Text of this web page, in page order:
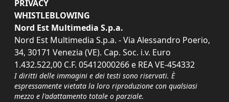
PRIVACY
WHISTLEBLOWING
Nord Est Multimedia S.p.a.
Nord Est Multimedia S.p.a. - Via Alessandro Poerio,
34, 30171 Venezia (VE). Cap. Soc. i.v. Euro
1.432.522,00 C.F. 05412000266 e REA VE-454332
I diritti delle immagini e dei testi sono riservati. È
espressamente vietata la loro riproduzione con qualsiasi
mezzo e l'adattamento totale o parziale.